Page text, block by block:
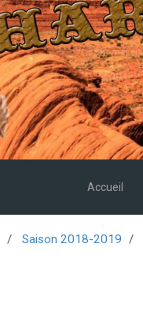
Accueil
Saison 2018-2019